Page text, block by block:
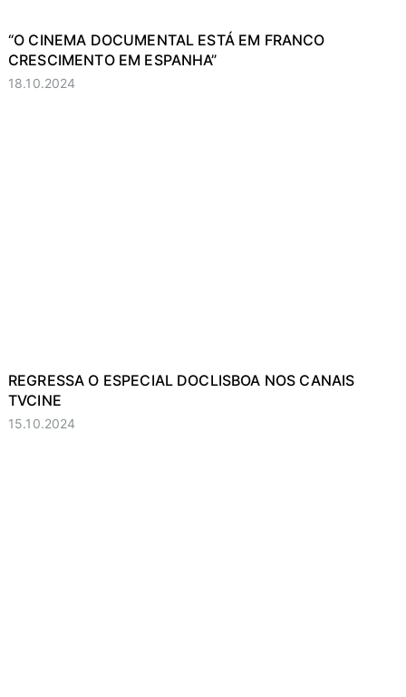
“O CINEMA DOCUMENTAL ESTÁ EM FRANCO
CRESCIMENTO EM ESPANHA”
18.10.2024
REGRESSA O ESPECIAL DOCLISBOA NOS CANAIS
TVCINE
15.10.2024